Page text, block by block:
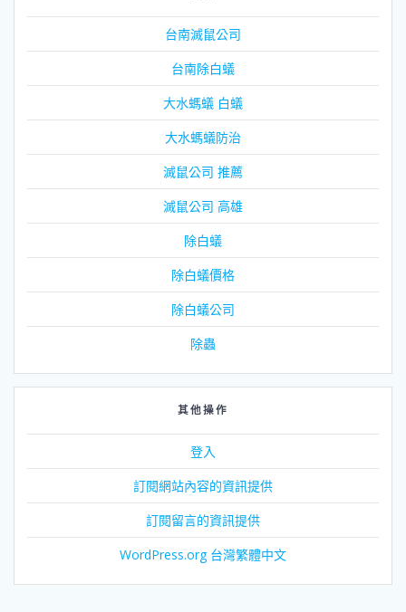
台南滅鼠公司
台南除白蟻
大水螞蟻 白蟻
大水螞蟻防治
滅鼠公司 推薦
滅鼠公司 高雄
除白蟻
除白蟻價格
除白蟻公司
除蟲
其他操作
登入
訂閱網站內容的資訊提供
訂閱留言的資訊提供
WordPress.org 台灣繁體中文